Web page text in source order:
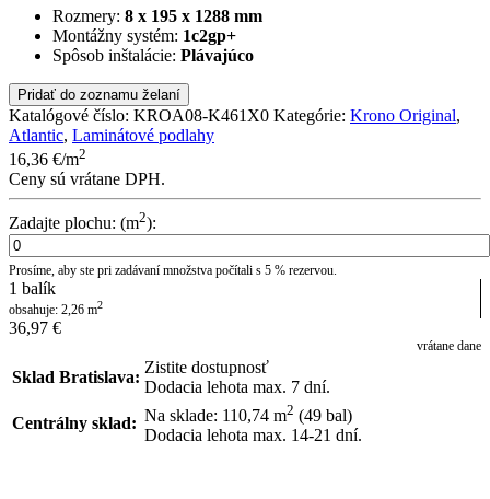
Rozmery: 8 x 195 x 1288 mm
Montážny systém: 1c2gp+
Spôsob inštalácie: Plávajúco
Pridať do zoznamu želaní
Katalógové číslo: KROA08-K461X0 Kategórie: Krono Original,
Atlantic, Laminátové podlahy
16,36 €/m2
Ceny sú vrátane DPH.
Zadajte plochu: (m2):
Prosíme, aby ste pri zadávaní množstva počítali s 5 % rezervou.
1 balík
obsahuje: 2,26 m2
36,97 €
vrátane dane
Sklad Bratislava:
Zistite dostupnosť
Dodacia lehota max. 7 dní.
Centrálny sklad: Na sklade: 110,74 m2 (49 bal)
Dodacia lehota max. 14-21 dní.